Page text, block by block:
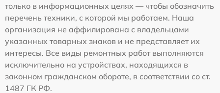
только в информационных целях — чтобы обозначить
перечень техники, с которой мы работаем. Наша
организация не аффилирована с владельцами
указанных товарных знаков и не представляет их
интересы. Все виды ремонтных работ выполняются
исключительно на устройствах, находящихся в
законном гражданском обороте, в соответствии со ст.
1487 ГК РФ.